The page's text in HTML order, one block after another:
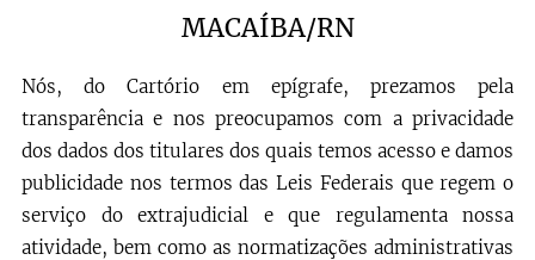
MACAÍBA/RN
Nós, do Cartório em epígrafe, prezamos pela
transparência e nos preocupamos com a privacidade
dos dados dos titulares dos quais temos acesso e damos
publicidade nos termos das Leis Federais que regem o
serviço do extrajudicial e que regulamenta nossa
atividade, bem como as normatizações administrativas